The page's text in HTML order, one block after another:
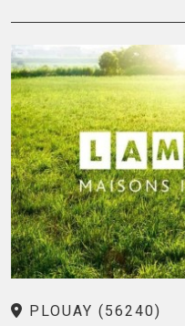
PLOUAY (56240)